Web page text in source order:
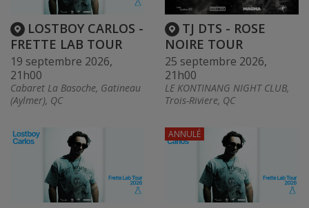
LOSTBOY CARLOS -
FRETTE LAB TOUR
19 septembre 2026,
21h00
Cabaret La Basoche, Gatineau
(Aylmer), QC
TJ DTS - ROSE
NOIRE TOUR
25 septembre 2026,
21h00
LE KONTINANG NIGHT CLUB,
Trois-Riviere, QC
ANNULÉ